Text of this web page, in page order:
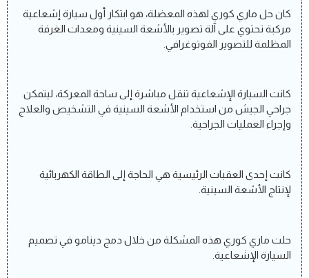
كان حل ماري كوري لهذه المعضلة، هو ابتكار أول سيارة إشعاعية
مركبة تحتوي على آلة تصوير بالأشعة السينية ومعدات الغرفة
المظلمة للتصوير الفوتوغرافي.
كانت السيارة الإشعاعية تنقل مباشرة إلى ساحة المعركة، ليتمكن
جراحي الجيش من استخدام الأشعة السينية في التشخيص والعلاج
وإجراء العمليات الجراحية.
كانت إحدى العقبات الرئيسية هي الحاجة إلى الطاقة الكهربائية
لإنتاج الأشعة السينية.
حلت ماري كوري هذه المشكلة من خلال دمج دينامو في تصميم
السيارة الإشعاعية.